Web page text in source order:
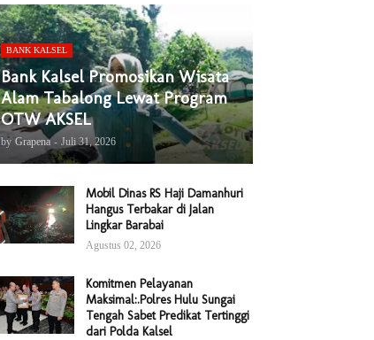
BANK KALSEL
Bank Kalsel Promosikan Wisata
Alam Tabalong Lewat Program
OTW AKSEL
by Grapena - Juli 31, 2026
Mobil Dinas RS Haji Damanhuri
Hangus Terbakar di Jalan
Lingkar Barabai
Agustus 02, 2026
Komitmen Pelayanan
Maksimal:.Polres Hulu Sungai
Tengah Sabet Predikat Tertinggi
dari Polda Kalsel